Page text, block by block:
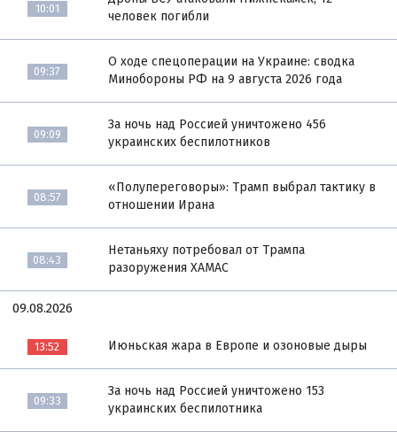
10:01
человек погибли
09:37
О ходе спецоперации на Украине: сводка
Минобороны РФ на 9 августа 2026 года
09:09
За ночь над Россией уничтожено 456
украинских беспилотников
08:57
«Полупереговоры»: Трамп выбрал тактику в
отношении Ирана
08:43
Нетаньяху потребовал от Трампа
разоружения ХАМАС
09.08.2026
13:52 Июньская жара в Европе и озоновые дыры
09:33
За ночь над Россией уничтожено 153
украинских беспилотника